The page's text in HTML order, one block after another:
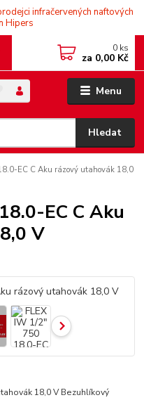
infračervených naftových
Hipers
Menu
Hledat
0 ks
za 0,00 Kč
EC C Aku rázový utahovák 18,0
EC C Aku
V
18,0 V Bezuhlíkový